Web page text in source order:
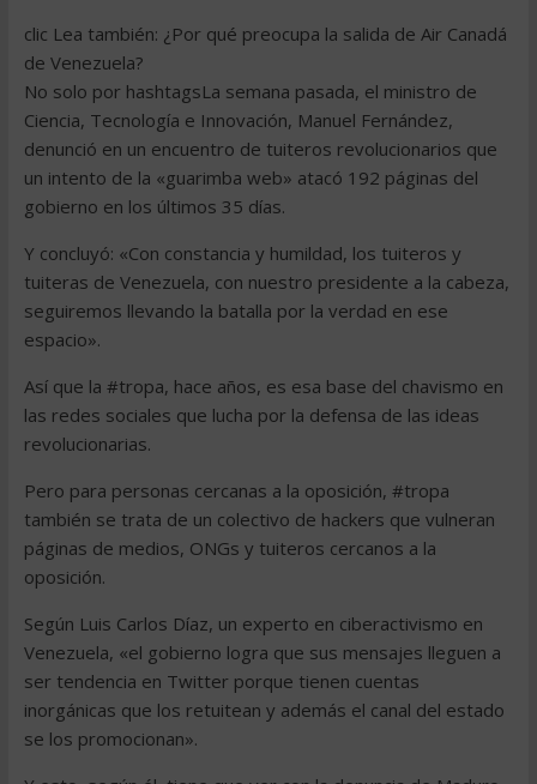
clic Lea también: ¿Por qué preocupa la salida de Air Canadá
de Venezuela?
No solo por hashtagsLa semana pasada, el ministro de
Ciencia, Tecnología e Innovación, Manuel Fernández,
denunció en un encuentro de tuiteros revolucionarios que
un intento de la «guarimba web» atacó 192 páginas del
gobierno en los últimos 35 días.
Y concluyó: «Con constancia y humildad, los tuiteros y
tuiteras de Venezuela, con nuestro presidente a la cabeza,
seguiremos llevando la batalla por la verdad en ese
espacio».
Así que la #tropa, hace años, es esa base del chavismo en
las redes sociales que lucha por la defensa de las ideas
revolucionarias.
Pero para personas cercanas a la oposición, #tropa
también se trata de un colectivo de hackers que vulneran
páginas de medios, ONGs y tuiteros cercanos a la
oposición.
Según Luis Carlos Díaz, un experto en ciberactivismo en
Venezuela, «el gobierno logra que sus mensajes lleguen a
ser tendencia en Twitter porque tienen cuentas
inorgánicas que los retuitean y además el canal del estado
se los promocionan».